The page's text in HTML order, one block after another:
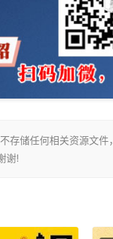
存储任何相关资源文件
谢!